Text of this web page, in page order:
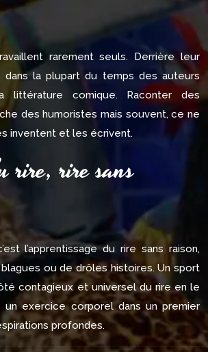
rarement seuls. Derrière leur
la plupart du temps des auteurs
littérature comique. Raconter des
des humoristes mais souvent, ce ne
inventent et les écrivent.
rire, rire sans
l’apprentissage du rire sans raison,
ou de drôles histoires. Un sport
contagieux et universel du rire en le
un exercice corporel dans un premier
profondes.